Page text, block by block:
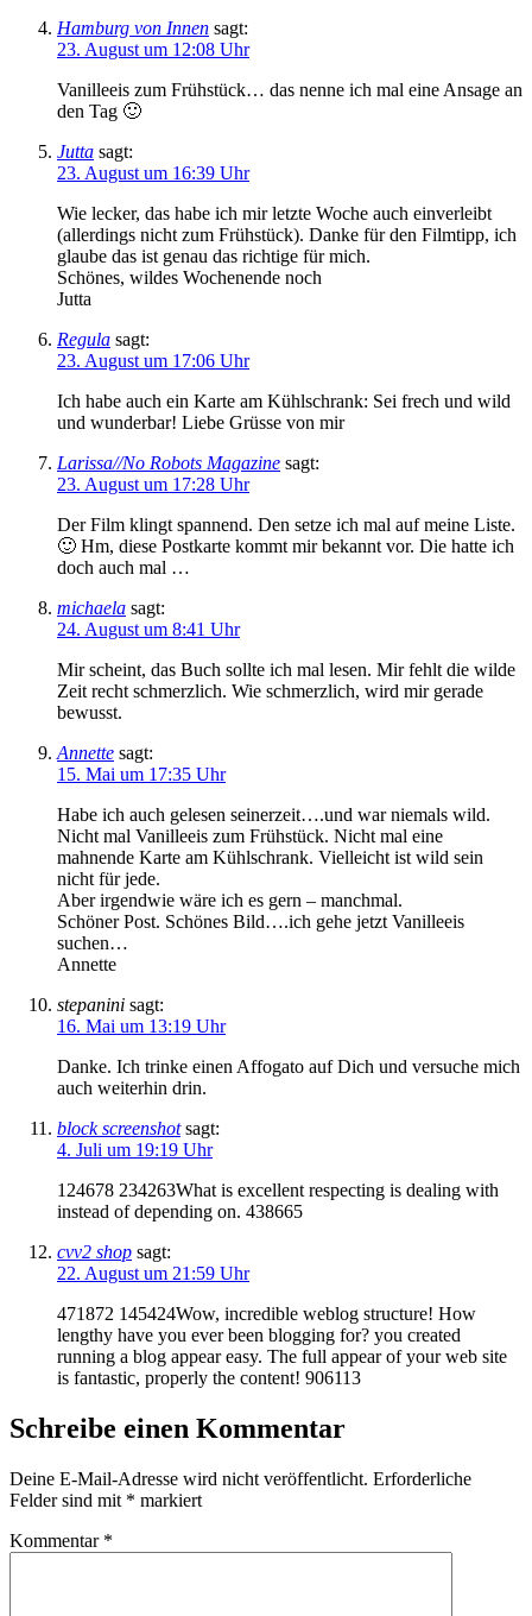
Hamburg von Innen sagt:
23. August um 12:08 Uhr
Vanilleeis zum Frühstück… das nenne ich mal eine Ansage an
den Tag 🙂
Jutta sagt:
23. August um 16:39 Uhr
Wie lecker, das habe ich mir letzte Woche auch einverleibt
(allerdings nicht zum Frühstück). Danke für den Filmtipp, ich
glaube das ist genau das richtige für mich.
Schönes, wildes Wochenende noch
Jutta
Regula sagt:
23. August um 17:06 Uhr
Ich habe auch ein Karte am Kühlschrank: Sei frech und wild
und wunderbar! Liebe Grüsse von mir
Larissa//No Robots Magazine sagt:
23. August um 17:28 Uhr
Der Film klingt spannend. Den setze ich mal auf meine Liste.
🙂 Hm, diese Postkarte kommt mir bekannt vor. Die hatte ich
doch auch mal …
michaela sagt:
24. August um 8:41 Uhr
Mir scheint, das Buch sollte ich mal lesen. Mir fehlt die wilde
Zeit recht schmerzlich. Wie schmerzlich, wird mir gerade
bewusst.
Annette sagt:
15. Mai um 17:35 Uhr
Habe ich auch gelesen seinerzeit….und war niemals wild.
Nicht mal Vanilleeis zum Frühstück. Nicht mal eine
mahnende Karte am Kühlschrank. Vielleicht ist wild sein
nicht für jede.
Aber irgendwie wäre ich es gern – manchmal.
Schöner Post. Schönes Bild….ich gehe jetzt Vanilleeis
suchen…
Annette
stepanini sagt:
16. Mai um 13:19 Uhr
Danke. Ich trinke einen Affogato auf Dich und versuche mich
auch weiterhin drin.
block screenshot sagt:
4. Juli um 19:19 Uhr
124678 234263What is excellent respecting is dealing with
instead of depending on. 438665
cvv2 shop sagt:
22. August um 21:59 Uhr
471872 145424Wow, incredible weblog structure! How
lengthy have you ever been blogging for? you created
running a blog appear easy. The full appear of your web site
is fantastic, properly the content! 906113
Schreibe einen Kommentar
Deine E-Mail-Adresse wird nicht veröffentlicht. Erforderliche
Felder sind mit * markiert
Kommentar *